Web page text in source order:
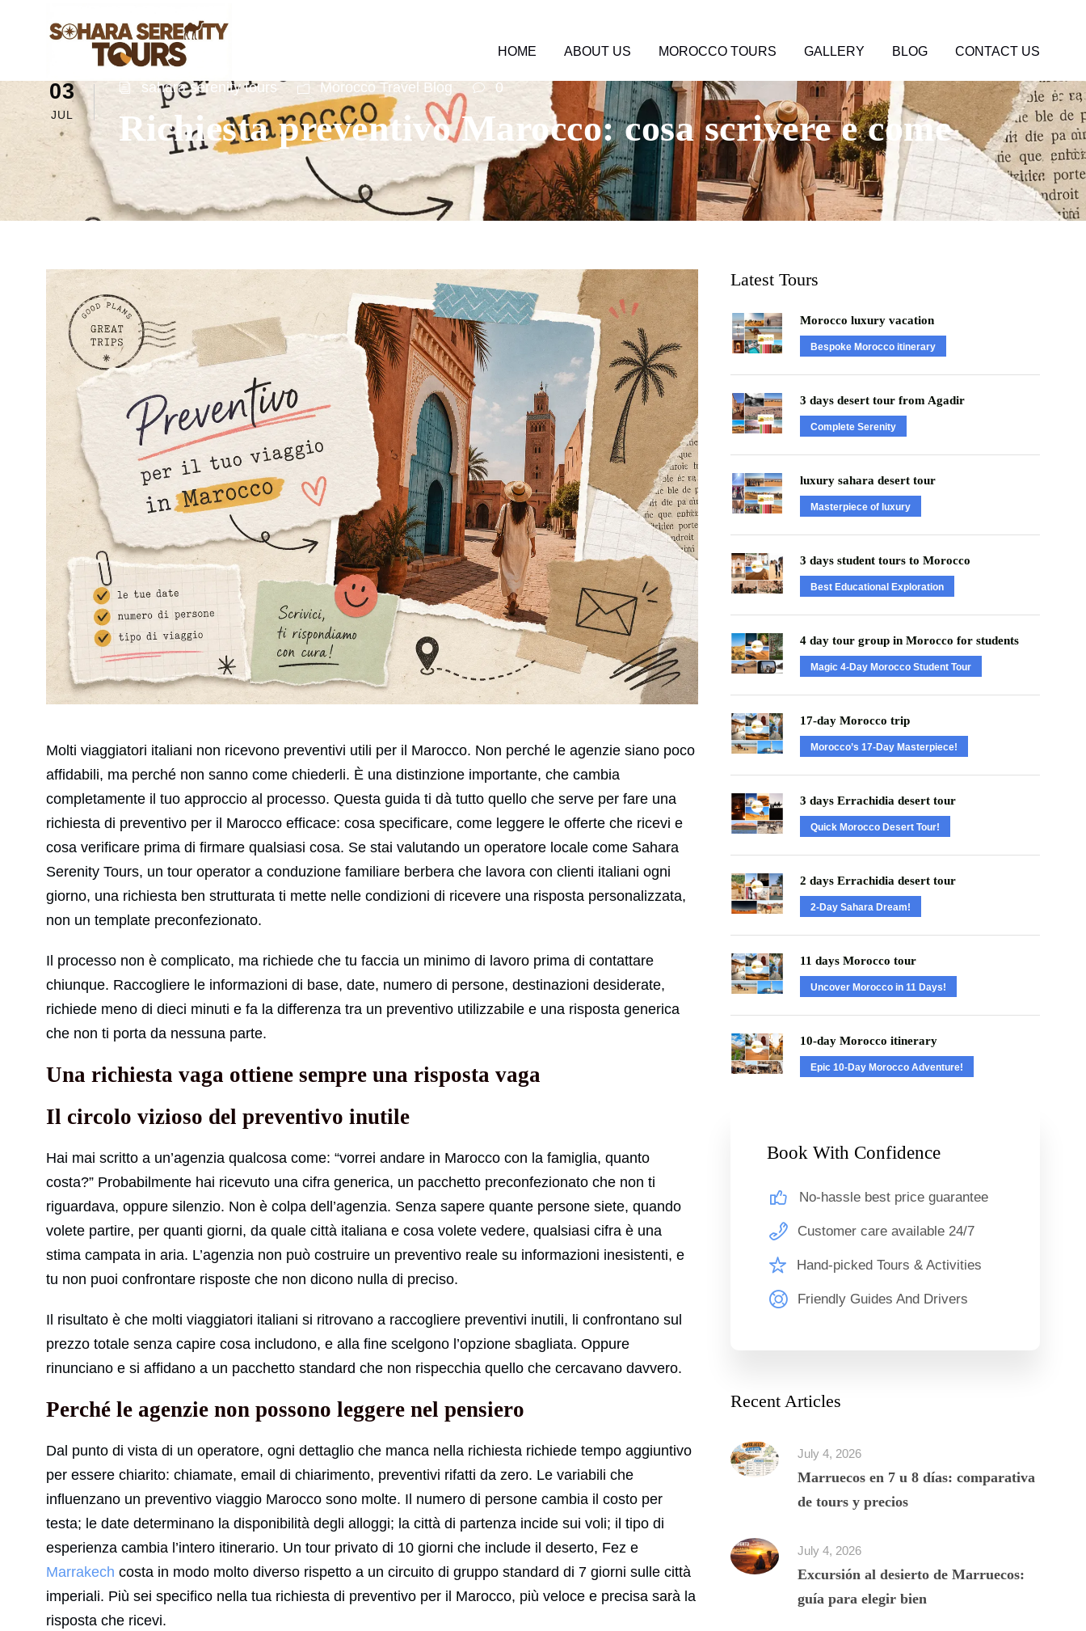
HOME ABOUT US MOROCCO TOURS GALLERY BLOG CONTACT US
03
JUL
sahara serenity tours Morocco Travel Blog 0
Richiesta preventivo Marocco: cosa scrivere e come
Molti viaggiatori italiani non ricevono preventivi utili per il Marocco. Non perché le agenzie siano poco
affidabili, ma perché non sanno come chiederli. È una distinzione importante, che cambia
completamente il tuo approccio al processo. Questa guida ti dà tutto quello che serve per fare una
richiesta di preventivo per il Marocco efficace: cosa specificare, come leggere le offerte che ricevi e
cosa verificare prima di firmare qualsiasi cosa. Se stai valutando un operatore locale come Sahara
Serenity Tours, un tour operator a conduzione familiare berbera che lavora con clienti italiani ogni
giorno, una richiesta ben strutturata ti mette nelle condizioni di ricevere una risposta personalizzata,
non un template preconfezionato.
Il processo non è complicato, ma richiede che tu faccia un minimo di lavoro prima di contattare
chiunque. Raccogliere le informazioni di base, date, numero di persone, destinazioni desiderate,
richiede meno di dieci minuti e fa la differenza tra un preventivo utilizzabile e una risposta generica
che non ti porta da nessuna parte.
Una richiesta vaga ottiene sempre una risposta vaga
Il circolo vizioso del preventivo inutile
Hai mai scritto a un’agenzia qualcosa come: “vorrei andare in Marocco con la famiglia, quanto
costa?” Probabilmente hai ricevuto una cifra generica, un pacchetto preconfezionato che non ti
riguardava, oppure silenzio. Non è colpa dell’agenzia. Senza sapere quante persone siete, quando
volete partire, per quanti giorni, da quale città italiana e cosa volete vedere, qualsiasi cifra è una
stima campata in aria. L’agenzia non può costruire un preventivo reale su informazioni inesistenti, e
tu non puoi confrontare risposte che non dicono nulla di preciso.
Il risultato è che molti viaggiatori italiani si ritrovano a raccogliere preventivi inutili, li confrontano sul
prezzo totale senza capire cosa includono, e alla fine scelgono l’opzione sbagliata. Oppure
rinunciano e si affidano a un pacchetto standard che non rispecchia quello che cercavano davvero.
Perché le agenzie non possono leggere nel pensiero
Dal punto di vista di un operatore, ogni dettaglio che manca nella richiesta richiede tempo aggiuntivo
per essere chiarito: chiamate, email di chiarimento, preventivi rifatti da zero. Le variabili che
influenzano un preventivo viaggio Marocco sono molte. Il numero di persone cambia il costo per
testa; le date determinano la disponibilità degli alloggi; la città di partenza incide sui voli; il tipo di
esperienza cambia l’intero itinerario. Un tour privato di 10 giorni che include il deserto, Fez e
Marrakech costa in modo molto diverso rispetto a un circuito di gruppo standard di 7 giorni sulle città
imperiali. Più sei specifico nella tua richiesta di preventivo per il Marocco, più veloce e precisa sarà la
risposta che ricevi.
Latest Tours
Morocco luxury vacation
Bespoke Morocco itinerary
3 days desert tour from Agadir
Complete Serenity
luxury sahara desert tour
Masterpiece of luxury
3 days student tours to Morocco
Best Educational Exploration
4 day tour group in Morocco for students
Magic 4-Day Morocco Student Tour
17-day Morocco trip
Morocco’s 17-Day Masterpiece!
3 days Errachidia desert tour
Quick Morocco Desert Tour!
2 days Errachidia desert tour
2-Day Sahara Dream!
11 days Morocco tour
Uncover Morocco in 11 Days!
10-day Morocco itinerary
Epic 10-Day Morocco Adventure!
Book With Confidence
No-hassle best price guarantee
Customer care available 24/7
Hand-picked Tours & Activities
Friendly Guides And Drivers
Recent Articles
July 4, 2026
Marruecos en 7 u 8 días: comparativa
de tours y precios
July 4, 2026
Excursión al desierto de Marruecos:
guía para elegir bien